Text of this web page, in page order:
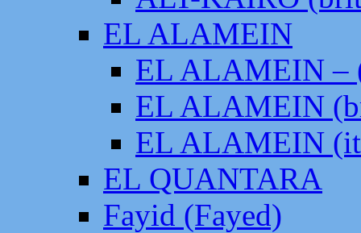
EL ALAMEIN
EL ALAMEIN –
EL ALAMEIN
EL ALAMEIN
EL QUANTARA
Fayid (Fayed)